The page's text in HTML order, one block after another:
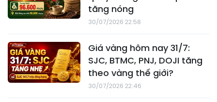
tăng nóng
30/07/2026 22:58
Giá vàng hôm nay 31/7:
SJC, BTMC, PNJ, DOJI tăng
theo vàng thế giới?
30/07/2026 22:46